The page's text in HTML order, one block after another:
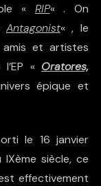
« RIP« . On
Antagonist« , le
et artistes
« Oratores,
épique et
le 16 janvier
siècle, ce
effectivement